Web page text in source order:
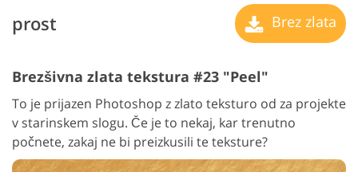
prost Brez zlata
Brezšivna zlata tekstura #23 "Peel"
To je prijazen Photoshop z zlato teksturo od za projekte
v starinskem slogu. Če je to nekaj, kar trenutno
počnete, zakaj ne bi preizkusili te teksture?